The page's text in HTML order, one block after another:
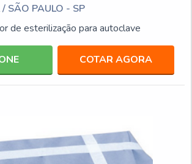
/ SÃO PAULO - SP
de esterilização para autoclave
COTAR AGORA